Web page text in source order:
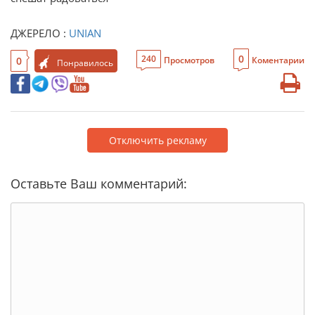
ДЖЕРЕЛО : UNIAN
0 Понравилось 240 Просмотров 0 Коментарии
Отключить рекламу
Оставьте Ваш комментарий: